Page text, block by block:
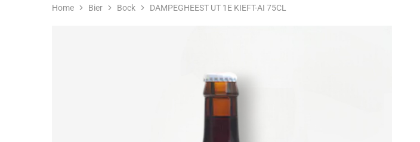
Home Bier Bock DAMPEGHEEST UT 1E KIEFT-AI 75CL